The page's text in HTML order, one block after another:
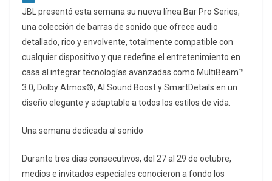
JBL presentó esta semana su nueva línea Bar Pro Series,
una colección de barras de sonido que ofrece audio
detallado, rico y envolvente, totalmente compatible con
cualquier dispositivo y que redefine el entretenimiento en
casa al integrar tecnologías avanzadas como MultiBeam™
3.0, Dolby Atmos®, AI Sound Boost y SmartDetails en un
diseño elegante y adaptable a todos los estilos de vida.
Una semana dedicada al sonido
Durante tres días consecutivos, del 27 al 29 de octubre,
medios e invitados especiales conocieron a fondo los